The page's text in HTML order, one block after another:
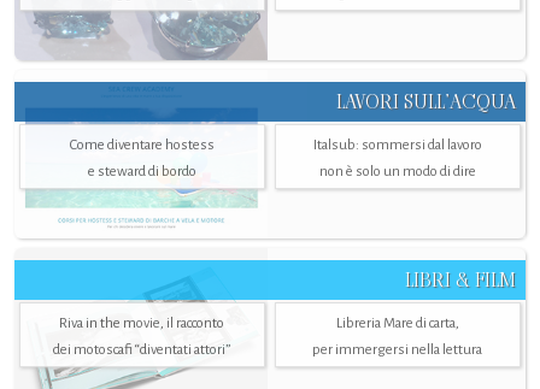
LAVORI SULL’ACQUA
Come diventare hostess
e steward di bordo
Italsub: sommersi dal lavoro
non è solo un modo di dire
LIBRI & FILM
Riva in the movie, il racconto
dei motoscafi “diventati attori”
Libreria Mare di carta,
per immergersi nella lettura